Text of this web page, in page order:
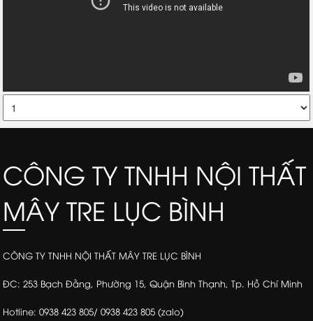
CÔNG TY TNHH NỘI THẤT
MÂY TRE LỤC BÌNH
CÔNG TY TNHH NỘI THẤT MÂY TRE LỤC BÌNH
ĐC: 253 Bạch Đằng, Phường 15, Quận Bình Thạnh, Tp. Hồ Chí Minh
Hotline: 0938 423 805/ 0938 423 805 (zalo)